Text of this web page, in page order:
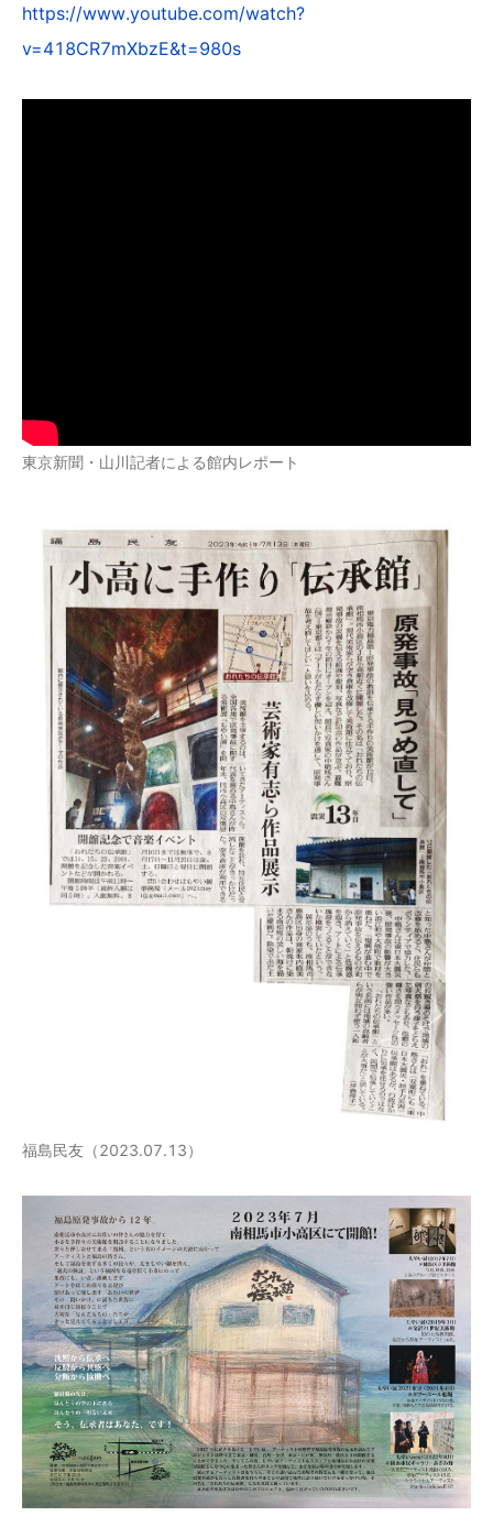
https://www.youtube.com/watch?
v=418CR7mXbzE&t=980s
東京新聞・山川記者による館内レポート
福島民友（2023.07.13）